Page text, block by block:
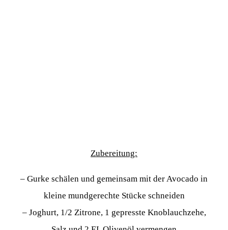
Zubereitung:
– Gurke schälen und gemeinsam mit der Avocado in
kleine mundgerechte Stücke schneiden
– Joghurt, 1/2 Zitrone, 1 gepresste Knoblauchzehe,